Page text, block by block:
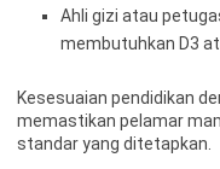
Ahli gizi atau
membutuhkan D3
Kesesuaian pendidikan
memastikan pelamar
standar yang ditetapkan.